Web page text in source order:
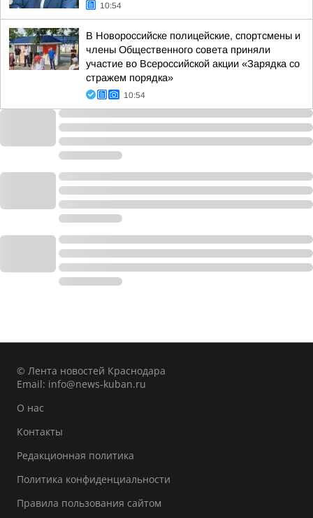
10:54
В Новороссийске полицейские, спортсмены и
члены Общественного совета приняли
участие во Всероссийской акции «Зарядка со
стражем порядка»
10:54
© Лента новостей Краснодара
Email: info@news-kuban.ru
О нас
Контакты
Редакционная политика
Политика конфиденциальности
Правила пользования сайтом